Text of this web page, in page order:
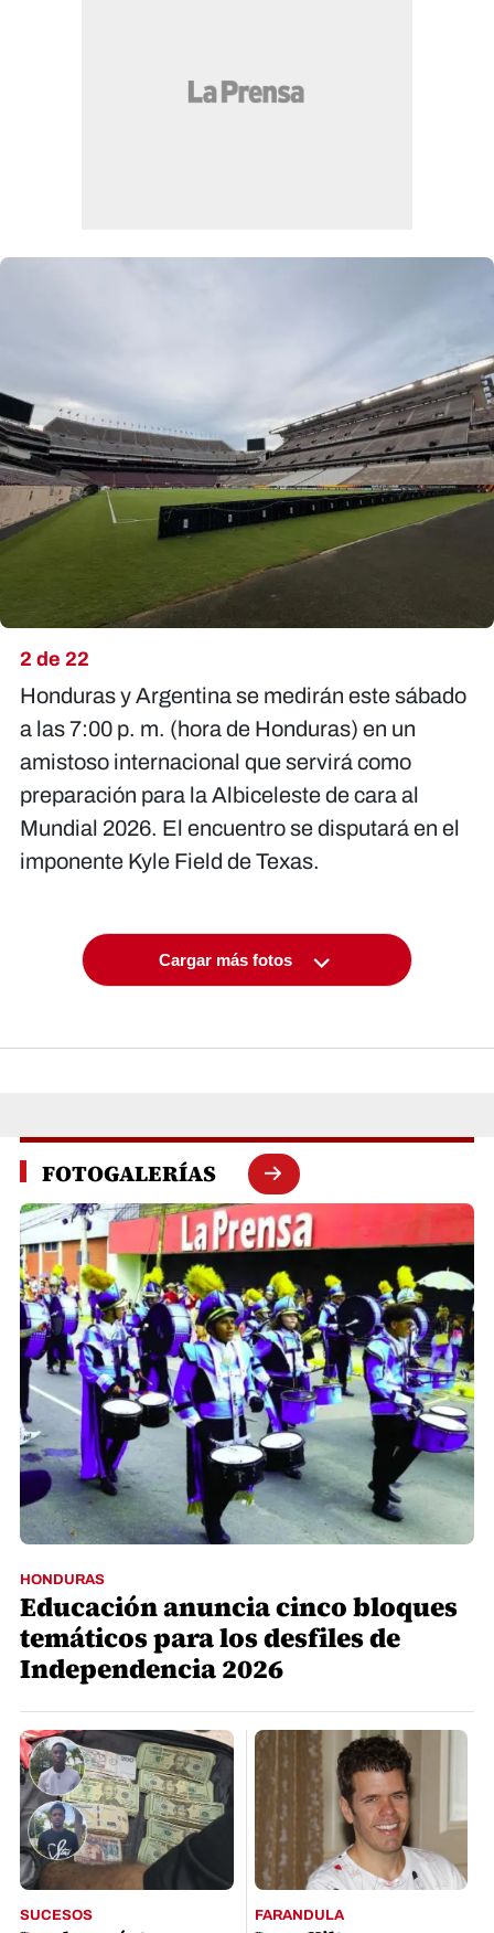
2 de 22
Honduras y Argentina se medirán este sábado
a las 7:00 p. m. (hora de Honduras) en un
amistoso internacional que servirá como
preparación para la Albiceleste de cara al
Mundial 2026. El encuentro se disputará en el
imponente Kyle Field de Texas.
Cargar más fotos
FOTOGALERÍAS
HONDURAS
Educación anuncia cinco bloques
temáticos para los desfiles de
Independencia 2026
SUCESOS FARANDULA